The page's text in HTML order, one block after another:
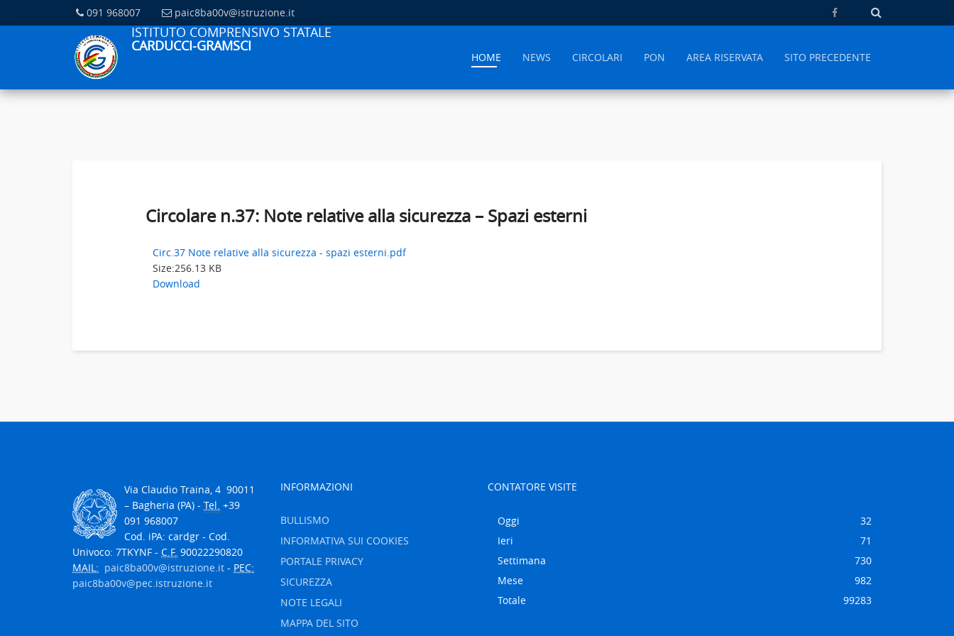
091 968007 paic8ba00v@istruzione.it
ISTITUTO COMPRENSIVO STATALE
CARDUCCI-GRAMSCI
HOME NEWS CIRCOLARI PON AREA RISERVATA SITO PRECEDENTE
Circolare n.37: Note relative alla sicurezza – Spazi esterni
Circ.37 Note relative alla sicurezza - spazi esterni.pdf
Size:256.13 KB
Download
Via Claudio Traina, 4 90011
– Bagheria (PA) - Tel. +39
091 968007
Cod. iPA: cardgr - Cod.
Univoco: 7TKYNF - C.F. 90022290820
MAIL: paic8ba00v@istruzione.it - PEC:
paic8ba00v@pec.istruzione.it
INFORMAZIONI
BULLISMO
INFORMATIVA SUI COOKIES
PORTALE PRIVACY
SICUREZZA
NOTE LEGALI
MAPPA DEL SITO
CONTATORE VISITE
Oggi
32
Ieri
71
Settimana
730
Mese
982
Totale
99283